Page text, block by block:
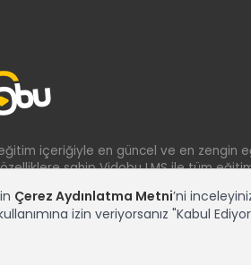
içeriğiyle en güncel ve en zengin
sahip Vidobu LMS ile tüm
Çerez Aydınlatma Metni’ni
izin veriyorsanız "Kabul